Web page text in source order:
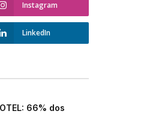
Instagram
LinkedIn
66% dos